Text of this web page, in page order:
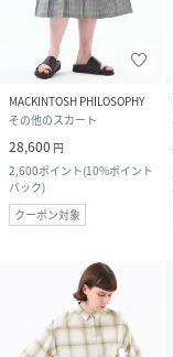
MACKINTOSH PHILOSOPHY
その他のスカート
28,600 円
2,600ポイント(10%ポイント
バック)
クーポン対象